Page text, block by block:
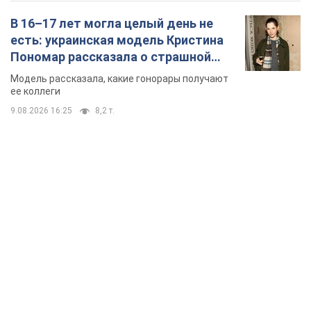
В 16–17 лет могла целый день не
есть: украинская модель Кристина
Пономар рассказала о страшной
стороне модельной карьеры
Модель рассказала, какие гонорары получают
ее коллеги
9.08.2026 16:25 8,2 т.